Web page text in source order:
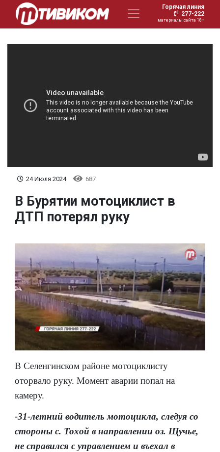
Горячая линия
277-222
материалы сайта 18+
24 Июля 2024 687
В Бурятии мотоциклист в
ДТП потерял руку
В Селенгинском районе мотоциклисту
оторвало руку. Момент аварии попал на
камеру.
-31-летний водитель мотоцикла, следуя со
стороны с. Тохой в направлении оз. Щучье,
не справился с управлением и въехал в